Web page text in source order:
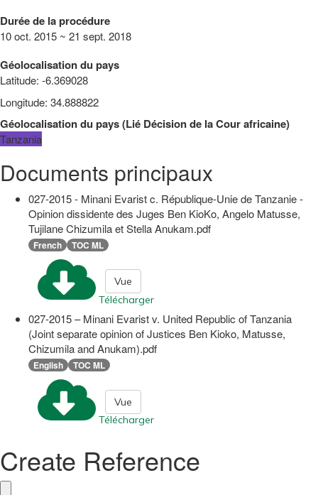
Durée de la procédure
10 oct. 2015 ~ 21 sept. 2018
Géolocalisation du pays
Latitude: -6.369028
Longitude: 34.888822
Géolocalisation du pays(Lié Décision de la Cour africaine)
Tanzania
Documents principaux
027-2015 - Minani Evarist c. République-Unie de Tanzanie -
Opinion dissidente des Juges Ben KioKo, Angelo Matusse,
Tujilane Chizumila et Stella Anukam.pdf
French TOC ML
Télécharger
Vue
027-2015 – Minani Evarist v. United Republic of Tanzania
(Joint separate opinion of Justices Ben Kioko, Matusse,
Chizumila and Anukam).pdf
English TOC ML
Télécharger
Vue
Create Reference